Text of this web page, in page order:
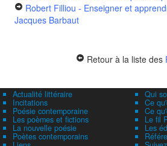
Robert Filliou - Enseigner et
Jacques Barbaut
Retour à la liste des
Actualité littéraire
Incitations
Poésie contemporaine
Les poèmes et fictions
La nouvelle poésie
Poètes contemporains
Qui
Ce
Ce
Le fil
Les